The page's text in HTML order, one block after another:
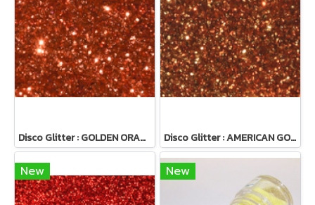
Disco Glitter : GOLDEN ORANGE 5g Disco Glitter : AMERICAN GOLD 5g
New New